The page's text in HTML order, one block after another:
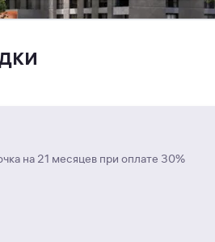
на 21 месяцев при оплате 30%